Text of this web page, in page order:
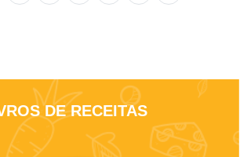
DE RECEITAS